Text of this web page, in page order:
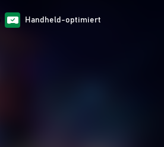
Handheld-optimiert